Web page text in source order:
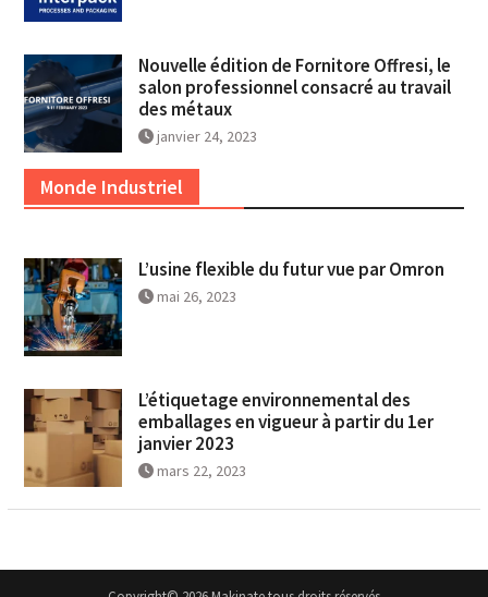
Nouvelle édition de Fornitore Offresi, le
salon professionnel consacré au travail
des métaux
janvier 24, 2023
Monde Industriel
L’usine flexible du futur vue par Omron
mai 26, 2023
L’étiquetage environnemental des
emballages en vigueur à partir du 1er
janvier 2023
mars 22, 2023